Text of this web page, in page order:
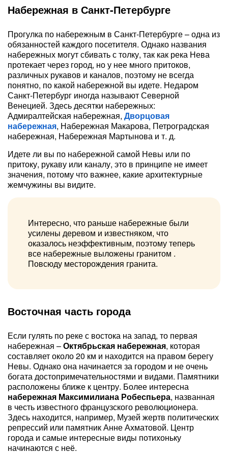
Набережная в Санкт-Петербурге
Прогулка по набережным в Санкт-Петербурге – одна из
обязанностей каждого посетителя. Однако названия
набережных могут сбивать с толку, так как река Нева
протекает через город, но у нее много притоков,
различных рукавов и каналов, поэтому не всегда
понятно, по какой набережной вы идете. Недаром
Санкт-Петербург иногда называют Северной
Венецией. Здесь десятки набережных:
Адмиралтейская набережная, Дворцовая
набережная, Набережная Макарова, Петроградская
набережная, Набережная Мартынова и т. д.
Идете ли вы по набережной самой Невы или по
притоку, рукаву или каналу, это в принципе не имеет
значения, потому что важнее, какие архитектурные
жемчужины вы видите.
Интересно, что раньше набережные были
усилены деревом и известняком, что
оказалось неэффективным, поэтому теперь
все набережные выложены гранитом .
Повсюду месторождения гранита.
Восточная часть города
Если гулять по реке с востока на запад, то первая
набережная –Октябрьская набережная, которая
составляет около 20 км и находится на правом берегу
Невы. Однако она начинается за городом и не очень
богата достопримечательностями и видами. Памятники
расположены ближе к центру. Более интересна
набережная Максимилиана Робеспьера, названная
в честь известного французского революционера.
Здесь находится, например, Музей жертв политических
репрессий или памятник Анне Ахматовой. Центр
города и самые интересные виды потихоньку
начинаются с неё.